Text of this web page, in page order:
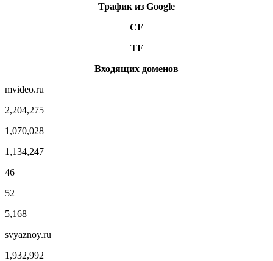
Трафик из Google
CF
TF
Входящих доменов
mvideo.ru
2,204,275
1,070,028
1,134,247
46
52
5,168
svyaznoy.ru
1,932,992